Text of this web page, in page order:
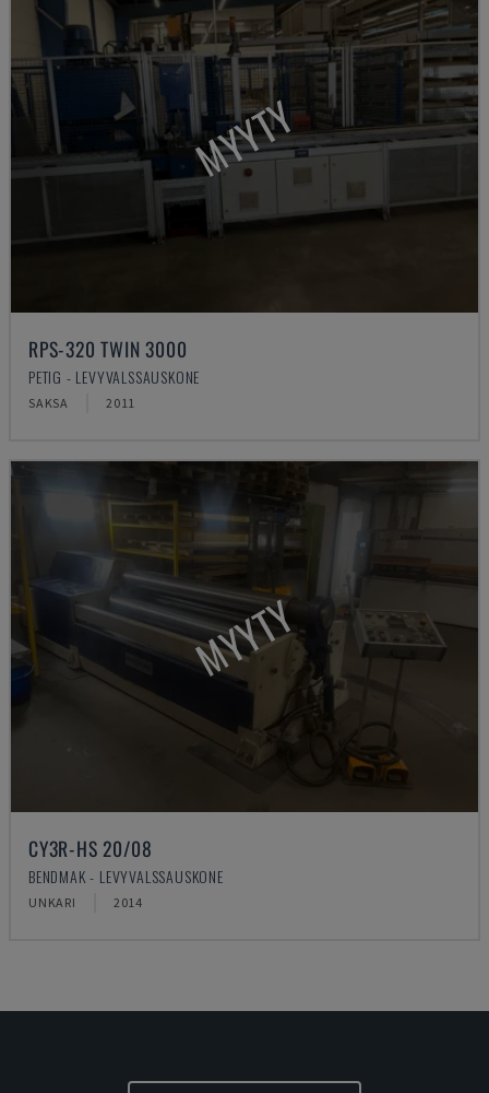
MYYTY
RPS-320 TWIN 3000
PETIG - LEVYVALSSAUSKONE
SAKSA 2011
MYYTY
CY3R-HS 20/08
BENDMAK - LEVYVALSSAUSKONE
UNKARI 2014